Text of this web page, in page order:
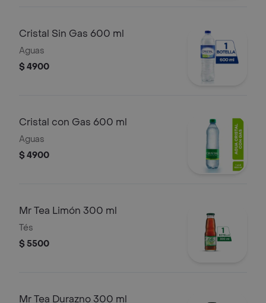
Cristal Sin Gas 600 ml
Aguas
$ 4900
Cristal con Gas 600 ml
Aguas
$ 4900
Mr Tea Limón 300 ml
Tés
$ 5500
Mr Tea Durazno 300 ml